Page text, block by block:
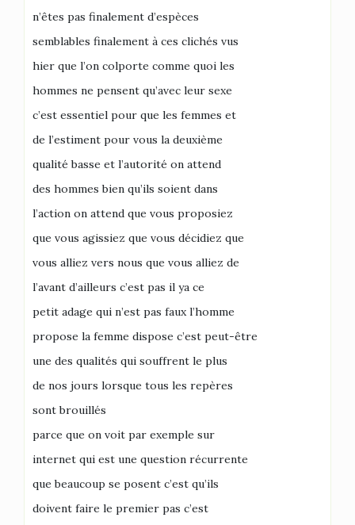
n’êtes pas finalement d’espèces
semblables finalement à ces clichés vus
hier que l’on colporte comme quoi les
hommes ne pensent qu’avec leur sexe
c’est essentiel pour que les femmes et
de l’estiment pour vous la deuxième
qualité basse et l’autorité on attend
des hommes bien qu’ils soient dans
l’action on attend que vous proposiez
que vous agissiez que vous décidiez que
vous alliez vers nous que vous alliez de
l’avant d’ailleurs c’est pas il ya ce
petit adage qui n’est pas faux l’homme
propose la femme dispose c’est peut-être
une des qualités qui souffrent le plus
de nos jours lorsque tous les repères
sont brouillés
parce que on voit par exemple sur
internet qui est une question récurrente
que beaucoup se posent c’est qu’ils
doivent faire le premier pas c’est